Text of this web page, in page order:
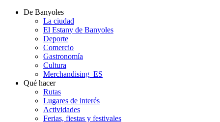
De Banyoles
La ciudad
El Estany de Banyoles
Deporte
Comercio
Gastronomía
Cultura
Merchandising_ES
Qué hacer
Rutas
Lugares de interés
Actividades
Ferias, fiestas y festivales